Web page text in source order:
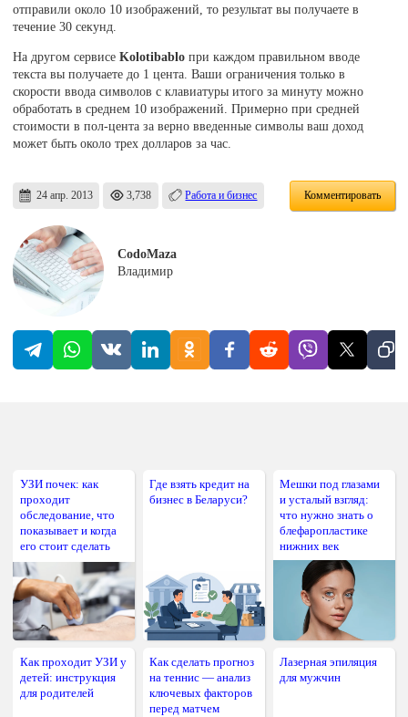
отправили около 10 изображений, то результат вы получаете в
течение 30 секунд.
На другом сервисеKolotibablo при каждом правильном вводе
текста вы получаете до 1 цента. Ваши ограничения только в
скорости ввода символов с клавиатуры итого за минуту можно
обработать в среднем 10 изображений. Примерно при средней
стоимости в пол-цента за верно введенные символы ваш доход
может быть около трех долларов за час.
24 апр. 2013 3,738 Работа и бизнес Комментировать
CodoMaza
Владимир
УЗИ почек: как
проходит
обследование, что
показывает и когда
его стоит сделать
Где взять кредит на
бизнес в Беларуси?
Мешки под глазами
и усталый взгляд:
что нужно знать о
блефаропластике
нижних век
Как проходит УЗИ у
детей: инструкция
для родителей
Как сделать прогноз
на теннис — анализ
ключевых факторов
перед матчем
Лазерная эпиляция
для мужчин